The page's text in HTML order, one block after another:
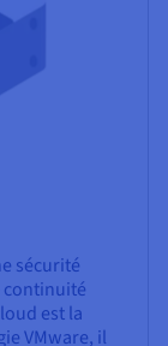
sécurité
continuité
est la
VMware, il